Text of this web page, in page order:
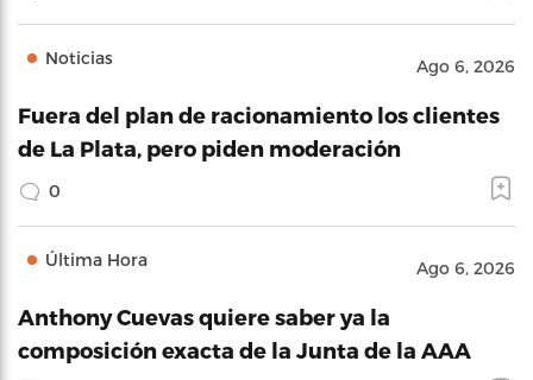
Noticias Ago 6, 2026
Fuera del plan de racionamiento los clientes
de La Plata, pero piden moderación
0
Última Hora Ago 6, 2026
Anthony Cuevas quiere saber ya la
composición exacta de la Junta de la AAA